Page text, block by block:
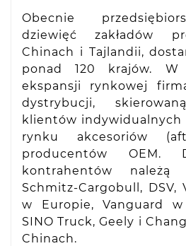
Obecnie
dziewięć zakładów
Chinach i Tajlandii,
ponad 120 krajów. W
ekspansji rynkowej
dystrybucji,
klientów indywidualnych
rynku akcesoriów
producentów OEM.
kontrahentów należą
Schmitz-Cargobull, DSV,
w Europie, Vanguard w
SINO Truck, Geely i
Chinach.